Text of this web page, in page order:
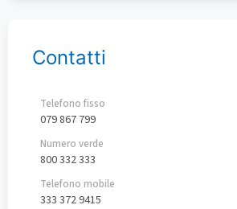
Contatti
Telefono fisso
079 867 799
Numero verde
800 332 333
Telefono mobile
333 372 9415